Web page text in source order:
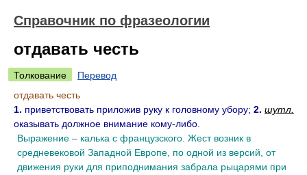
Справочник по фразеологии
отдавать честь
Толкование
Перевод
отдавать честь
1. приветствовать приложив руку к головному убору; 2. шутл.
оказывать должное внимание кому-либо.
Выражение – калька с французского. Жест возник в
средневековой Западной Европе, по одной из версий, от
движения руки для приподнимания забрала рыцарями при